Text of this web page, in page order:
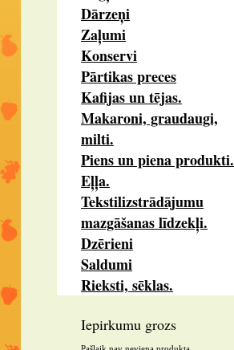
Dārzeņi
Zaļumi
Konservi
Pārtikas preces
Kafijas un tējas.
Makaroni, graudaugi,
milti.
Piens un piena produkti.
Eļļa.
Tekstilizstrādājumu
mazgāšanas līdzekļi.
Dzērieni
Saldumi
Rieksti, sēklas.
Iepirkumu grozs